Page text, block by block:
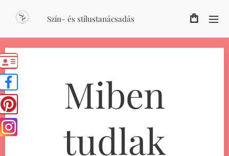
Szín- és stílustanácsadás
Miben
tudlak